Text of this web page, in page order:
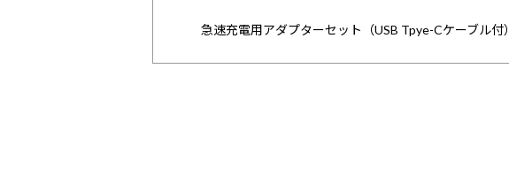
急速充電用アダプターセット（USB Tpye-Cケーブル付）